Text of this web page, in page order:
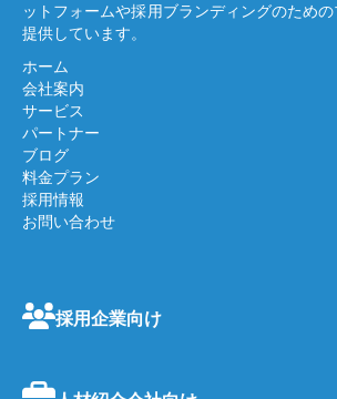
採用企業向け
ットフォームや採用ブランディングのため
提供しています。
ホーム
会社案内
サービス
パートナー
ブログ
料金プラン
採用情報
お問い合わせ